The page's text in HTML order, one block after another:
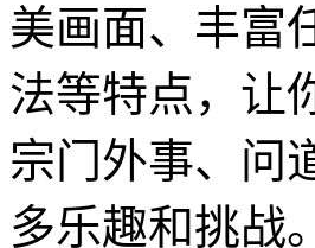
美画面、丰富
法等特点，让
宗门外事、问
多乐趣和挑战。